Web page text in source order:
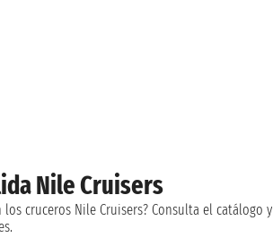
Nile Cruisers
cruceros Nile Cruisers? Consulta el catálogo y